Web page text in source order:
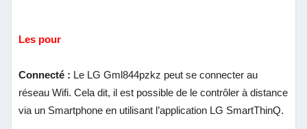
Les pour
Connecté : Le LG Gml844pzkz peut se connecter au
réseau Wifi. Cela dit, il est possible de le contrôler à distance
via un Smartphone en utilisant l’application LG SmartThinQ.